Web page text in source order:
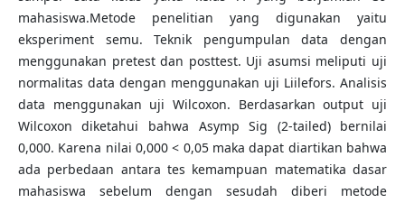
mahasiswa.Metode penelitian yang digunakan yaitu
eksperiment semu. Teknik pengumpulan data dengan
menggunakan pretest dan posttest. Uji asumsi meliputi uji
normalitas data dengan menggunakan uji Liilefors. Analisis
data menggunakan uji Wilcoxon. Berdasarkan output uji
Wilcoxon diketahui bahwa Asymp Sig (2-tailed) bernilai
0,000. Karena nilai 0,000 < 0,05 maka dapat diartikan bahwa
ada perbedaan antara tes kemampuan matematika dasar
mahasiswa sebelum dengan sesudah diberi metode